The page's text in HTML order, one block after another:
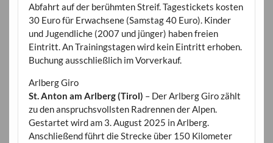
Abfahrt auf der berühmten Streif. Tagestickets kosten
30 Euro für Erwachsene (Samstag 40 Euro). Kinder
und Jugendliche (2007 und jünger) haben freien
Eintritt. An Trainingstagen wird kein Eintritt erhoben.
Buchung ausschließlich im Vorverkauf.
Arlberg Giro
St. Anton am Arlberg (Tirol) – Der Arlberg Giro zählt
zu den anspruchsvollsten Radrennen der Alpen.
Gestartet wird am 3. August 2025 in Arlberg.
Anschließend führt die Strecke über 150 Kilometer